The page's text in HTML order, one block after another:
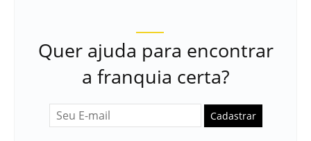
Quer ajuda para encontrar
a franquia certa?
Cadastrar